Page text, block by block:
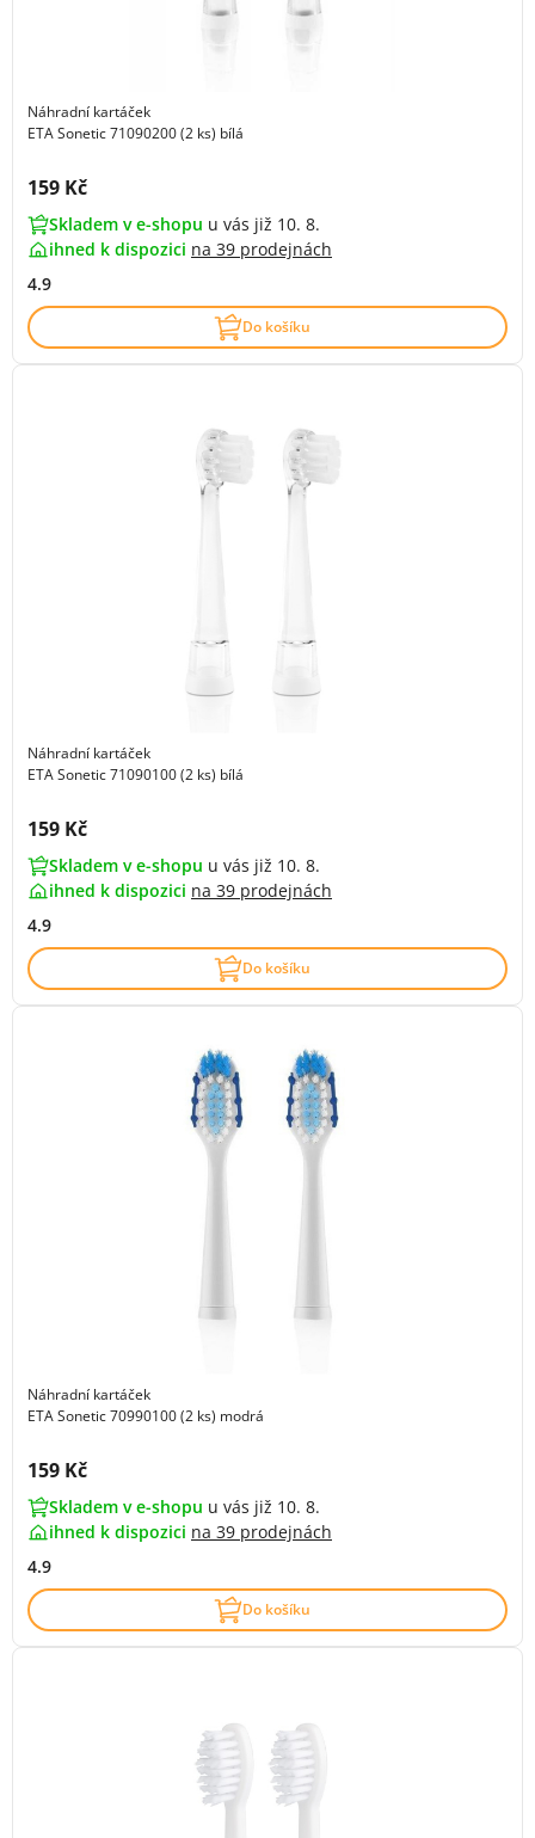
Náhradní kartáček
ETA Sonetic 71090200 (2 ks) bílá
Cena s DPH:
159 Kč
Skladem v e-shopu u vás již 10. 8.
ihned k dispozici na 39 prodejnách
4.9
Do košíku
Náhradní kartáček
ETA Sonetic 71090100 (2 ks) bílá
Cena s DPH:
159 Kč
Skladem v e-shopu u vás již 10. 8.
ihned k dispozici na 39 prodejnách
4.9
Do košíku
Náhradní kartáček
ETA Sonetic 70990100 (2 ks) modrá
Cena s DPH:
159 Kč
Skladem v e-shopu u vás již 10. 8.
ihned k dispozici na 39 prodejnách
4.9
Do košíku